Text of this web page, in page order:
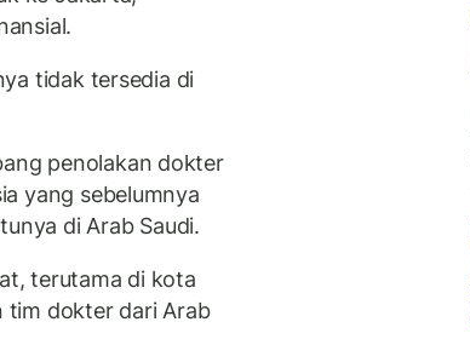
tidak tersedia di
penolakan dokter
yang sebelumnya
di Arab Saudi.
terutama di kota
tim dokter dari Arab